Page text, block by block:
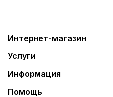
Интернет-магазин
Услуги
Информация
Помощь